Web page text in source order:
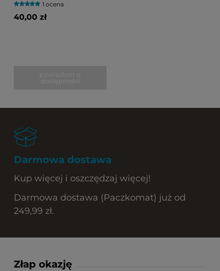
1 ocena
40,00 zł
Darmowa dostawa
Kup więcej i oszczędzaj więcej!
Darmowa dostawa (Paczkomat) już od
249,99 zł.
Złap okazję